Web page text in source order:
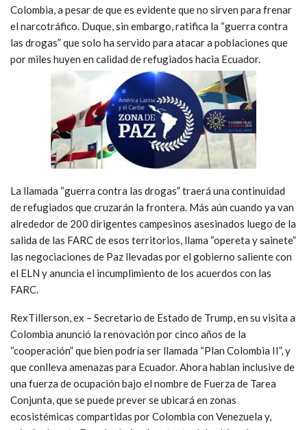
Colombia, a pesar de que es evidente que no sirven para frenar
el narcotráfico. Duque, sin embargo, ratifica la “guerra contra
las drogas” que solo ha servido para atacar a poblaciones que
por miles huyen en calidad de refugiados hacia Ecuador.
La llamada “guerra contra las drogas” traerá una continuidad
de refugiados que cruzarán la frontera. Más aún cuando ya van
alrededor de 200 dirigentes campesinos asesinados luego de la
salida de las FARC de esos territorios, llama “opereta y sainete”
las negociaciones de Paz llevadas por el gobierno saliente con
el ELN y anuncia el incumplimiento de los acuerdos con las
FARC.
RexTillerson, ex – Secretario de Estado de Trump, en su visita a
Colombia anunció la renovación por cinco años de la
“cooperación” que bien podría ser llamada “Plan Colombia II”, y
que conlleva amenazas para Ecuador. Ahora hablan inclusive de
una fuerza de ocupación bajo el nombre de Fuerza de Tarea
Conjunta, que se puede prever se ubicará en zonas
ecosistémicas compartidas por Colombia con Venezuela y,